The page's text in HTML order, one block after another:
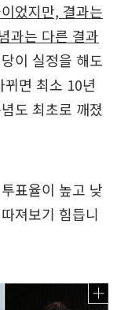
었지만, 결과는
과는 다른 결과
이 실정을 해도
면 최소 10년
도 최초로 깨졌
표율이 높고 낮
져보기 힘듭니